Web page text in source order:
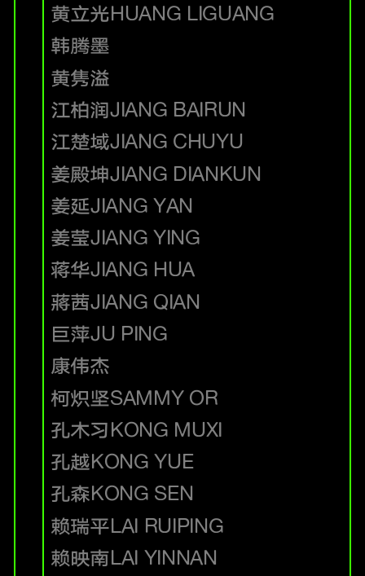
黄立光HUANG LIGUANG
韩腾墨
黄隽溢
江柏润JIANG BAIRUN
江楚域JIANG CHUYU
姜殿坤JIANG DIANKUN
姜延JIANG YAN
姜莹JIANG YING
蒋华JIANG HUA
蔣茜JIANG QIAN
巨萍JU PING
康伟杰
柯炽坚SAMMY OR
孔木习KONG MUXI
孔越KONG YUE
孔森KONG SEN
赖瑞平LAI RUIPING
赖映南LAI YINNAN